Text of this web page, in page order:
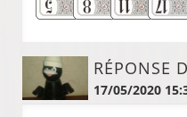
RÉPONSE
17/05/2020